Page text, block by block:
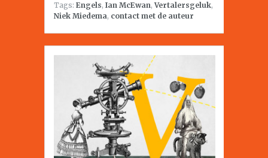
Tags: Engels, Ian McEwan,Vertalersgeluk,
Niek Miedema, contact met de auteur